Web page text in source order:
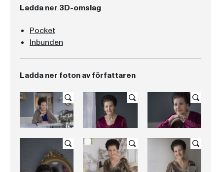
Ladda ner 3D-omslag
Pocket
Inbunden
Ladda ner foton av författaren